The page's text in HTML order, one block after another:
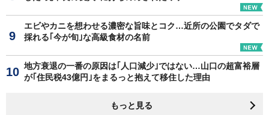
エビやカニを想わせる濃密な旨味とコク…近所の公園でタダで
採れる｢今が旬｣な高級食材の名前
地方衰退の一番の原因は｢人口減少｣ではない…山口の超富裕層
が｢住民税43億円｣をまるっと抱えて移住した理由
もっと見る